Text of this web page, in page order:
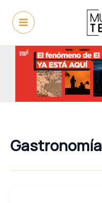
contenido
Gastronomía